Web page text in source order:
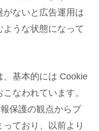
ないと広告運用は
うな状態になって
基本的には Cookie
なわれています。
保護の観点からブ
ており、以前より